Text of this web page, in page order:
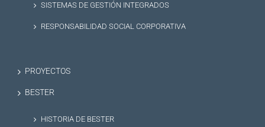
SISTEMAS DE GESTIÓN INTEGRADOS
RESPONSABILIDAD SOCIAL CORPORATIVA
PROYECTOS
BESTER
HISTORIA DE BESTER